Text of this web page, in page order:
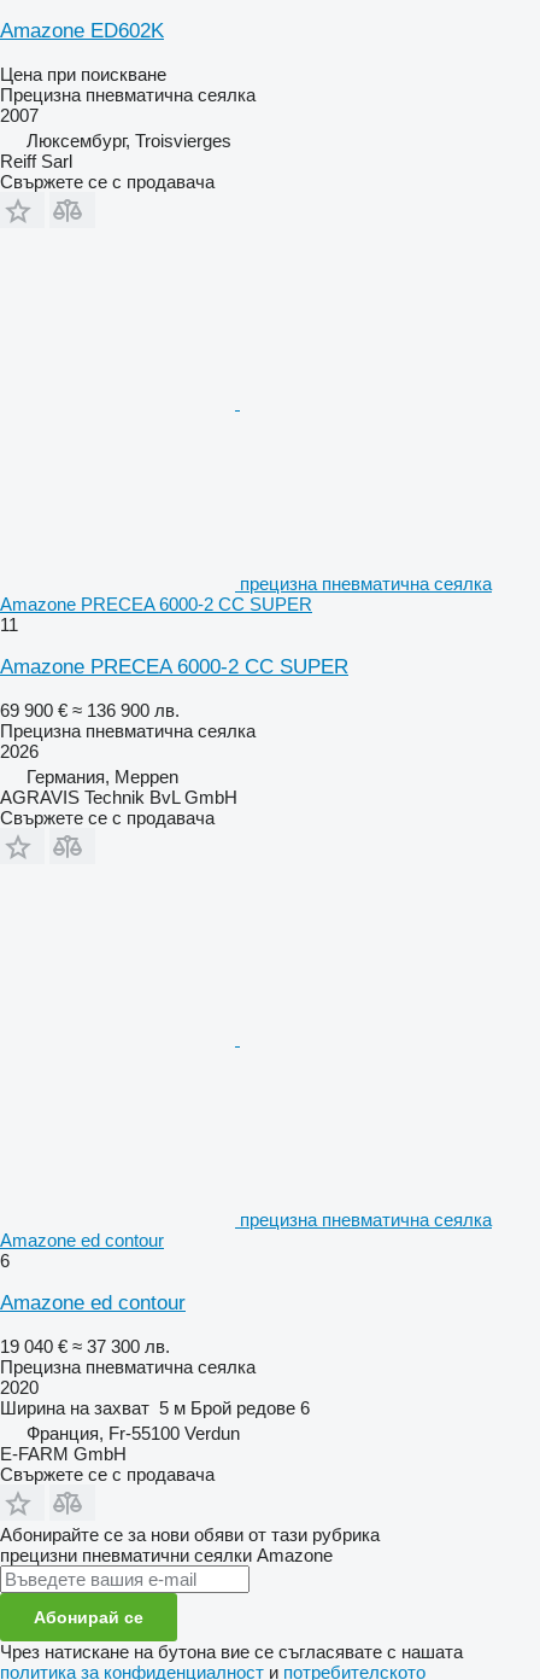
Amazone ED602K
Цена при поискване
Прецизна пневматична сеялка
2007
Люксембург, Troisvierges
Reiff Sarl
Свържете се с продавача
прецизна пневматична сеялка
Amazone PRECEA 6000-2 CC SUPER
11
Amazone PRECEA 6000-2 CC SUPER
69 900 € ≈ 136 900 лв.
Прецизна пневматична сеялка
2026
Германия, Meppen
AGRAVIS Technik BvL GmbH
Свържете се с продавача
прецизна пневматична сеялка
Amazone ed contour
6
Amazone ed contour
19 040 € ≈ 37 300 лв.
Прецизна пневматична сеялка
2020
Ширина на захват 5 м Брой редове 6
Франция, Fr-55100 Verdun
E-FARM GmbH
Свържете се с продавача
Абонирайте се за нови обяви от тази рубрика
прецизни пневматични сеялки Amazone
Абонирай се
Чрез натискане на бутона вие се съгласявате с нашата
политика за конфиденциалност и потребителското